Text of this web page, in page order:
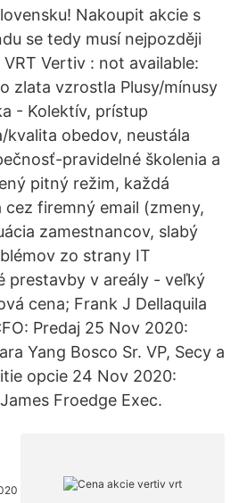
Nakoupit akcie s
se tedy musí nejpozději
VRT Vertiv : not available:
zlata vzrostla Plusy/mínusy
- Kolektív, prístup
kvalita obedov, neustála
pravidelné školenia a
pitný režim, každá
firemný email (zmeny,
zamestnancov, slabý
zo strany IT
prestavby v areály - veľký
cena; Frank J Dellaquila
Predaj 25 Nov 2020:
Yang Bosco Sr. VP, Secy a
opcie 24 Nov 2020:
Froedge Exec.